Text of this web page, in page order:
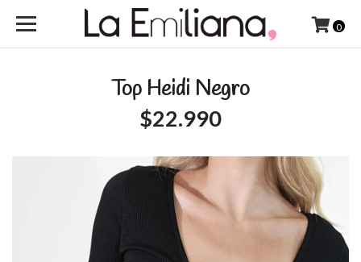
0
Top Heidi Negro
$22.990